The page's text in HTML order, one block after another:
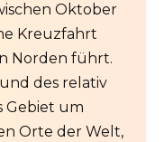
Oktober
Kreuzfahrt
Norden führt.
des relativ
Gebiet um
Orte der Welt,